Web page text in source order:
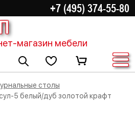
+7 (495) 374-55-80
магазин мебели
Журнальные столы
5 белый/дуб золотой крафт